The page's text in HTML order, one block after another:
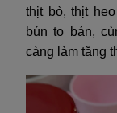
thịt bò, thịt
bún to bản,
càng làm tăng